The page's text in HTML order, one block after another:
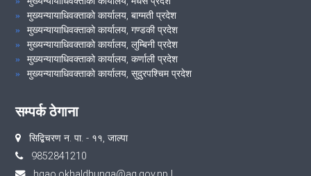
मुख्यन्यायाधिवक्ताको कार्यालय, बाग्मती प्रदेश
मुख्यन्यायाधिवक्ताको कार्यालय, गण्डकी प्रदेश
मुख्यन्यायाधिवक्ताको कार्यालय, लुम्बिनी प्रदेश
मुख्यन्यायाधिवक्ताको कार्यालय, कर्णाली प्रदेश
मुख्यन्यायाधिवक्ताको कार्यालय, सुदुरपश्चिम प्रदेश
सम्पर्क ठेगाना
सिद्बिचरण न‍‍. पा‍‍‌‍. - ११, जाल्पा
9852841210